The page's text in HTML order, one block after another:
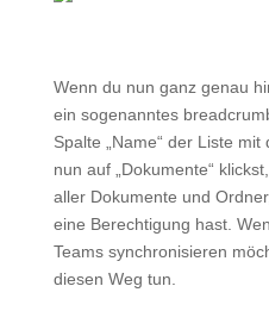
Wenn du nun ganz genau
ein sogenanntes
Spalte „Name“ der Liste
nun auf „Dokumente“
aller Dokumente und
eine Berechtigung hast.
Teams synchronisieren
diesen Weg tun.